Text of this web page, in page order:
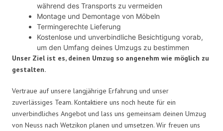
während des Transports zu vermeiden
Montage und Demontage von Möbeln
Termingerechte Lieferung
Kostenlose und unverbindliche Besichtigung vorab,
um den Umfang deines Umzugs zu bestimmen
Unser Ziel ist es, deinen Umzug so angenehm wie möglich zu
gestalten.
Vertraue auf unsere langjährige Erfahrung und unser
zuverlässiges Team. Kontaktiere uns noch heute für ein
unverbindliches Angebot und lass uns gemeinsam deinen Umzug
von Neuss nach Wetzikon planen und umsetzen. Wir freuen uns